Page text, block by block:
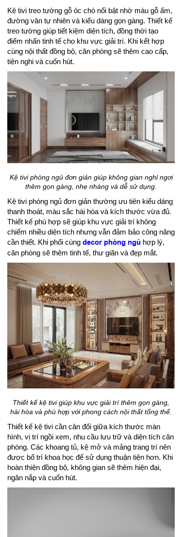
Kệ tivi treo tường gỗ óc chó nổi bật nhờ màu gỗ ấm,
đường vân tự nhiên và kiểu dáng gọn gàng. Thiết kế
treo tường giúp tiết kiệm diện tích, đồng thời tạo
điểm nhấn tinh tế cho khu vực giải trí. Khi kết hợp
cùng nội thất đồng bộ, căn phòng sẽ thêm cao cấp,
tiện nghi và cuốn hút.
Kệ tivi phòng ngủ đơn giản giúp không gian nghỉ ngơi
thêm gọn gàng, nhẹ nhàng và dễ sử dụng.
Kệ tivi phòng ngủ đơn giản thường ưu tiên kiểu dáng
thanh thoát, màu sắc hài hòa và kích thước vừa đủ.
Thiết kế phù hợp sẽ giúp khu vực giải trí không
chiếm nhiều diện tích nhưng vẫn đảm bảo công năng
cần thiết. Khi phối cùng decor phòng ngủ hợp lý,
căn phòng sẽ thêm tinh tế, thư giãn và đẹp mắt.
Thiết kế kệ tivi giúp khu vực giải trí thêm gọn gàng,
hài hòa và phù hợp với phong cách nội thất tổng thể.
Thiết kế kệ tivi cần cân đối giữa kích thước màn
hình, vị trí ngồi xem, nhu cầu lưu trữ và diện tích căn
phòng. Các khoang tủ, kệ mở và mảng trang trí nên
được bố trí khoa học để sử dụng thuận tiện hơn. Khi
hoàn thiện đồng bộ, không gian sẽ thêm hiện đại,
ngăn nắp và cuốn hút.